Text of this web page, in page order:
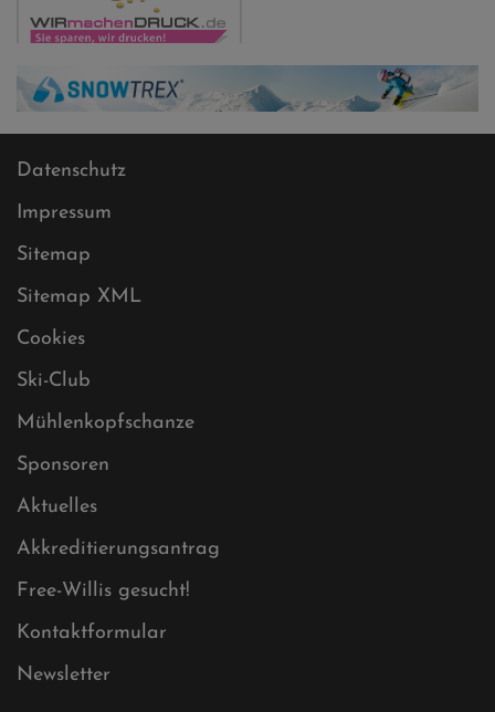
Datenschutz
Impressum
Sitemap
Sitemap XML
Cookies
Ski-Club
Mühlenkopfschanze
Sponsoren
Aktuelles
Akkreditierungsantrag
Free-Willis gesucht!
Kontaktformular